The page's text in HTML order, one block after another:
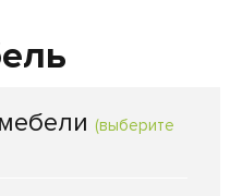
(выберите